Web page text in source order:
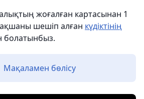
жоғалған картасынан 1
шешіп алған күдіктінің
болатынбыз.
Мақаламен бөлісу